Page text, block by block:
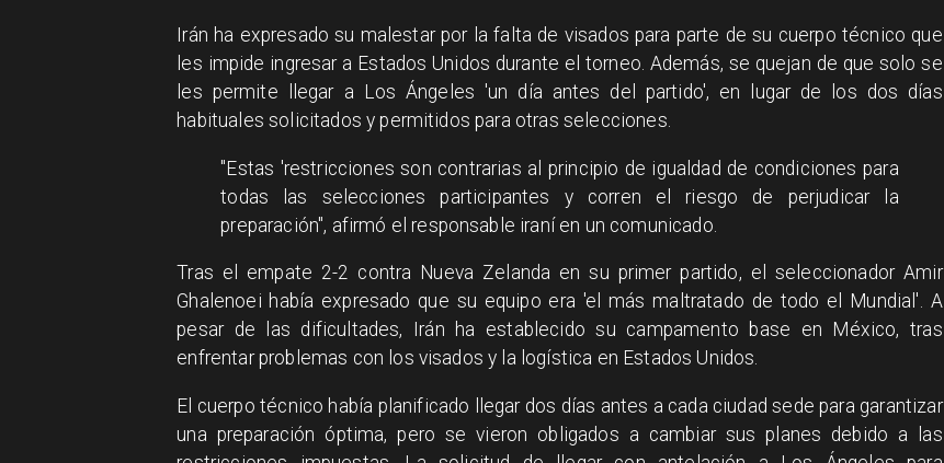
Irán ha expresado su malestar por la falta de visados para parte de su cuerpo técnico que
les impide ingresar a Estados Unidos durante el torneo. Además, se quejan de que solo se
les permite llegar a Los Ángeles 'un día antes del partido', en lugar de los dos días
habituales solicitados y permitidos para otras selecciones.
"Estas 'restricciones son contrarias al principio de igualdad de condiciones para
todas las selecciones participantes y corren el riesgo de perjudicar la
preparación", afirmó el responsable iraní en un comunicado.
Tras el empate 2-2 contra Nueva Zelanda en su primer partido, el seleccionador Amir
Ghalenoei había expresado que su equipo era 'el más maltratado de todo el Mundial'. A
pesar de las dificultades, Irán ha establecido su campamento base en México, tras
enfrentar problemas con los visados y la logística en Estados Unidos.
El cuerpo técnico había planificado llegar dos días antes a cada ciudad sede para garantizar
una preparación óptima, pero se vieron obligados a cambiar sus planes debido a las